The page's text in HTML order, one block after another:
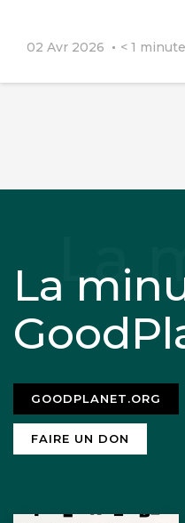
02 Avr 2026 < 1 minute
La
GOODPLANET.ORG
FAIRE UN DON